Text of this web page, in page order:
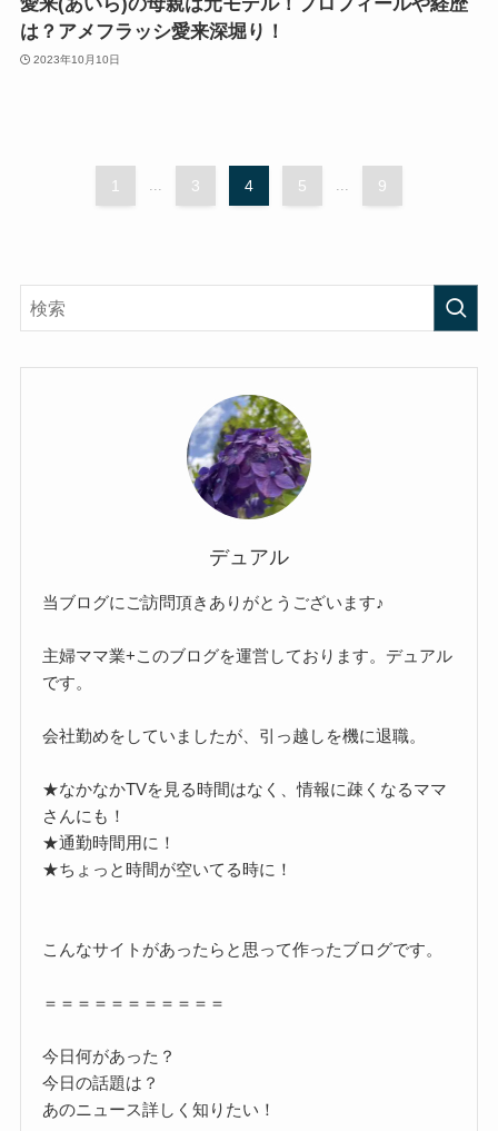
は？アメフラッシ愛来深堀り！
2023年10月10日
1 ... 3 4 5 ... 9
デュアル
当ブログにご訪問頂きありがとうございます♪
主婦ママ業+このブログを運営しております。デュアル
です。
会社勤めをしていましたが、引っ越しを機に退職。
★なかなかTVを見る時間はなく、情報に疎くなるママ
さんにも！
★通勤時間用に！
★ちょっと時間が空いてる時に！
こんなサイトがあったらと思って作ったブログです。
＝＝＝＝＝＝＝＝＝＝＝
今日何があった？
今日の話題は？
あのニュース詳しく知りたい！